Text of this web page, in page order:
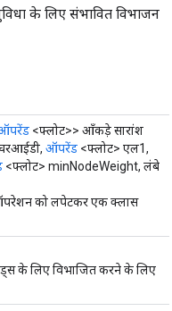
के लिए संभावित विभाजन
<फ्लोट>> आँकड़े सारांश
ऑपरेंड <फ्लोट> एल1,
<फ्लोट> minNodeWeight, लंबे
को लपेटकर एक क्लास
के लिए विभाजित करने के लिए